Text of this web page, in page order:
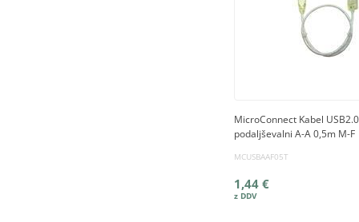
MicroConnect Kabel USB2.0
podaljševalni A-A 0,5m M-F
MCUSBAAF05T
1,44 €